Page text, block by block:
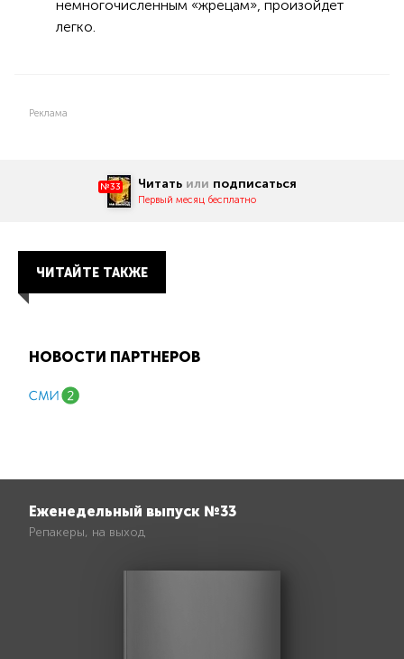
немногочисленным «жрецам», произойдет
легко.
Реклама
№33 Читать или подписаться
Первый месяц бесплатно
ЧИТАЙТЕ ТАКЖЕ
НОВОСТИ ПАРТНЕРОВ
Еженедельный выпуск №33
Репакеры, на выход